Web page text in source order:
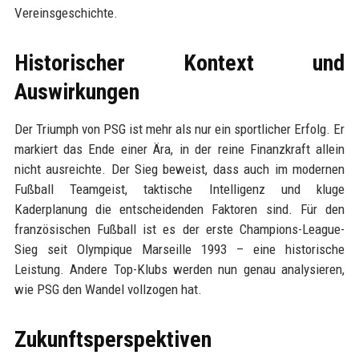
Vereinsgeschichte.
Historischer Kontext und
Auswirkungen
Der Triumph von PSG ist mehr als nur ein sportlicher Erfolg. Er
markiert das Ende einer Ära, in der reine Finanzkraft allein
nicht ausreichte. Der Sieg beweist, dass auch im modernen
Fußball Teamgeist, taktische Intelligenz und kluge
Kaderplanung die entscheidenden Faktoren sind. Für den
französischen Fußball ist es der erste Champions-League-
Sieg seit Olympique Marseille 1993 – eine historische
Leistung. Andere Top-Klubs werden nun genau analysieren,
wie PSG den Wandel vollzogen hat.
Zukunftsperspektiven